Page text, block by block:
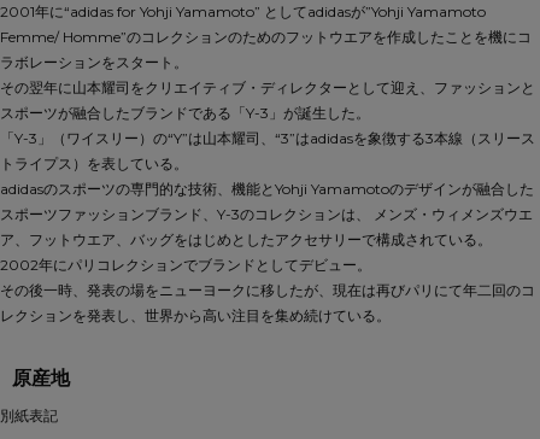
2001年に“adidas for Yohji Yamamoto” としてadidasが”Yohji Yamamoto
Femme/ Homme”のコレクションのためのフットウエアを作成したことを機にコ
ラボレーションをスタート。
その翌年に山本耀司をクリエイティブ・ディレクターとして迎え、ファッションと
スポーツが融合したブランドである「Y-3」が誕生した。
「Y-3」（ワイスリー）の“Y”は山本耀司、“3”はadidasを象徴する3本線（スリース
トライプス）を表している。
adidasのスポーツの専門的な技術、機能とYohji Yamamotoのデザインが融合した
スポーツファッションブランド、Y-3のコレクションは、 メンズ・ウィメンズウエ
ア、フットウエア、バッグをはじめとしたアクセサリーで構成されている。
2002年にパリコレクションでブランドとしてデビュー。
その後一時、発表の場をニューヨークに移したが、現在は再びパリにて年二回のコ
レクションを発表し、世界から高い注目を集め続けている。
原産地
別紙表記